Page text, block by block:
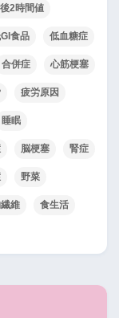
2時間値
食品 低血糖症
合併症 心筋梗塞
疲労原因
睡眠
脳梗塞 腎症
野菜
維 食生活